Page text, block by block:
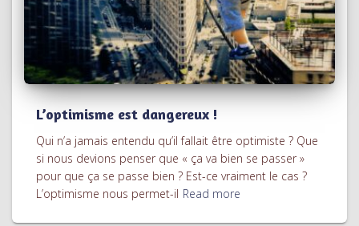
L’optimisme est dangereux !
Qui n’a jamais entendu qu’il fallait être optimiste ? Que
si nous devions penser que « ça va bien se passer »
pour que ça se passe bien ? Est-ce vraiment le cas ?
L’optimisme nous permet-il Read more